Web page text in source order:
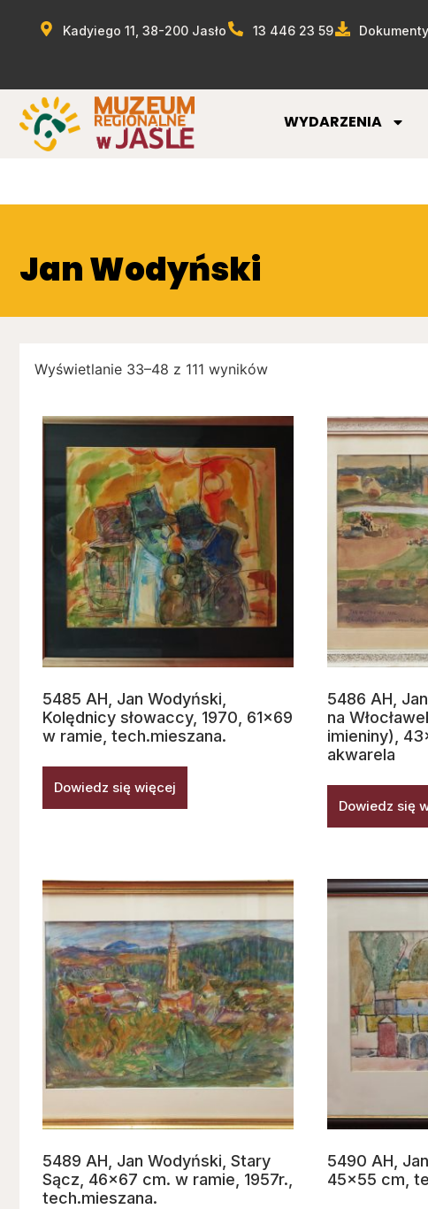
Kadyiego 11, 38-200 Jasło 13 446 23 59
WYDARZENIA
Jan Wodyński
Wyświetlanie 33–48 z 111 wyników
5485 AH, Jan Wodyński,
Kolędnicy słowaccy, 1970, 61×69
w ramie, tech.mieszana.
Dowiedz się więcej
5486 AH,
na
imieniny),
akwarela
Dowiedz się
5489 AH, Jan Wodyński, Stary
Sącz, 46×67 cm. w ramie, 1957r.,
tech.mieszana.
5490 AH,
45×55 cm,